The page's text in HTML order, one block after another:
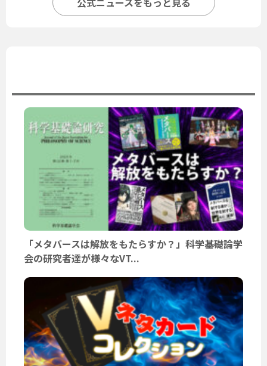
「メタバースは解放をもたらすか？」科学基礎論学
会の研究者達が様々なVT...